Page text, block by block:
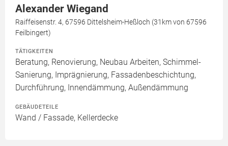
Alexander Wiegand
Raiffeisenstr. 4, 67596 Dittelsheim-Heßloch (31km von 67596
Feilbingert)
TÄTIGKEITEN
Beratung, Renovierung, Neubau Arbeiten, Schimmel-
Sanierung, Imprägnierung, Fassadenbeschichtung,
Durchführung, Innendämmung, Außendämmung
GEBÄUDETEILE
Wand / Fassade, Kellerdecke